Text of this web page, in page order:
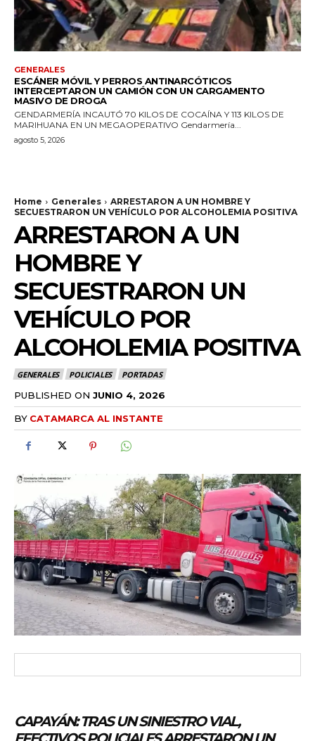
GENERALES
ESCÁNER MÓVIL Y PERROS ANTINARCÓTICOS
INTERCEPTARON UN CAMIÓN CON UN CARGAMENTO
MASIVO DE DROGA
GENDARMERÍA INCAUTÓ 70 KILOS DE COCAÍNA Y 113 KILOS DE
MARIHUANA EN UN MEGAOPERATIVO Gendarmería...
agosto 5, 2026